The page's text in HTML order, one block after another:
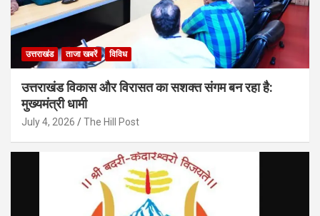
उत्तराखंड ताजा खबरें विविध
उत्तराखंड विकास और विरासत का सशक्त संगम बन रहा है:
मुख्यमंत्री धामी
July 4, 2026 The Hill Post